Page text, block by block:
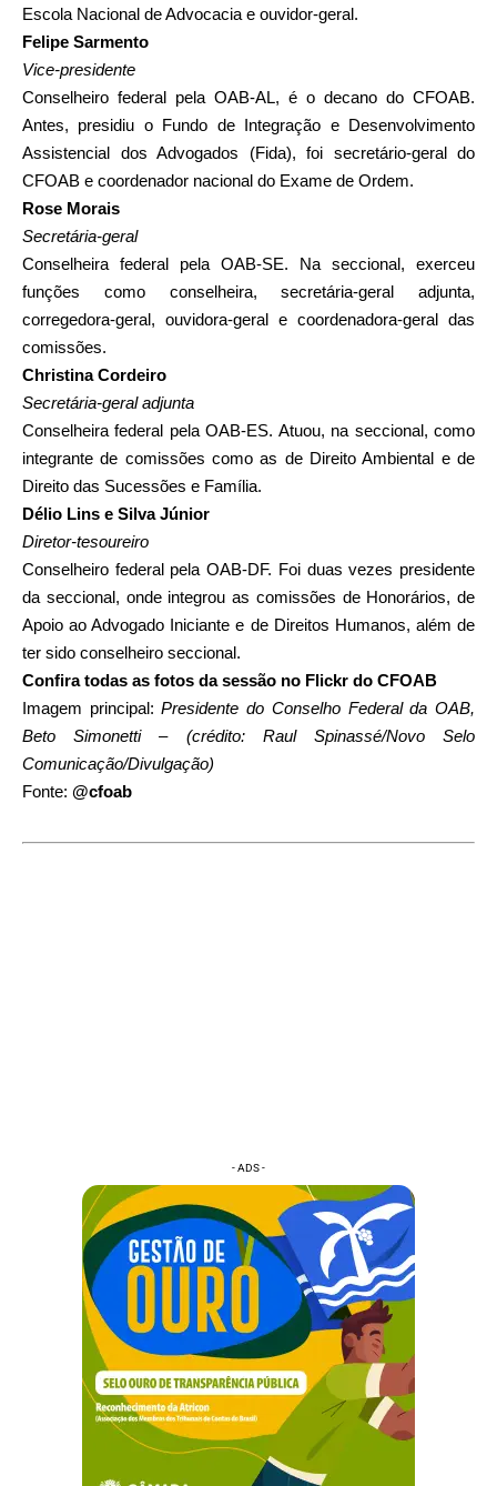
Escola Nacional de Advocacia e ouvidor-geral.
Felipe Sarmento
Vice-presidente
Conselheiro federal pela OAB-AL, é o decano do CFOAB.
Antes, presidiu o Fundo de Integração e Desenvolvimento
Assistencial dos Advogados (Fida), foi secretário-geral do
CFOAB e coordenador nacional do Exame de Ordem.
Rose Morais
Secretária-geral
Conselheira federal pela OAB-SE. Na seccional, exerceu
funções como conselheira, secretária-geral adjunta,
corregedora-geral, ouvidora-geral e coordenadora-geral das
comissões.
Christina Cordeiro
Secretária-geral adjunta
Conselheira federal pela OAB-ES. Atuou, na seccional, como
integrante de comissões como as de Direito Ambiental e de
Direito das Sucessões e Família.
Délio Lins e Silva Júnior
Diretor-tesoureiro
Conselheiro federal pela OAB-DF. Foi duas vezes presidente
da seccional, onde integrou as comissões de Honorários, de
Apoio ao Advogado Iniciante e de Direitos Humanos, além de
ter sido conselheiro seccional.
Confira todas as fotos da sessão no Flickr do CFOAB
Imagem principal:Presidente do Conselho Federal da OAB,
Beto Simonetti – (crédito: Raul Spinassé/Novo Selo
Comunicação/Divulgação)
Fonte: @cfoab
- ADS -